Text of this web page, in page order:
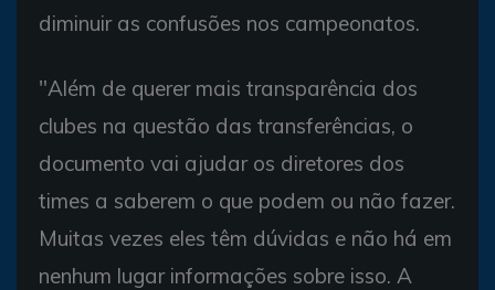
diminuir as confusões nos campeonatos.
"Além de querer mais transparência dos
clubes na questão das transferências, o
documento vai ajudar os diretores dos
times a saberem o que podem ou não fazer.
Muitas vezes eles têm dúvidas e não há em
nenhum lugar informações sobre isso. A